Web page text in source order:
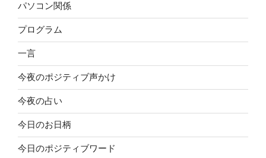
パソコン関係
プログラム
一言
今夜のポジティブ声かけ
今夜の占い
今日のお日柄
今日のポジティブワード